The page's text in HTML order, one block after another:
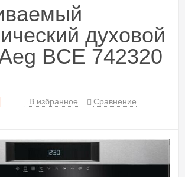
духовой
BCE 742320
В избранное Сравнение